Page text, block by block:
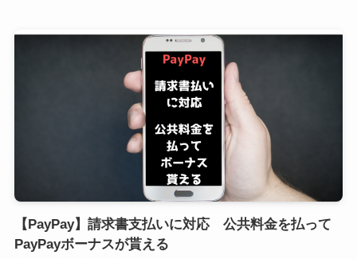
【PayPay】請求書支払いに対応 公共料金を払って
PayPayボーナスが貰える